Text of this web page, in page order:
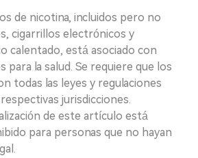
de nicotina, incluidos pero no
cigarrillos electrónicos y
calentado, está asociado con
para la salud. Se requiere que los
todas las leyes y regulaciones
jurisdicciones.
de este artículo está
para personas que no hayan